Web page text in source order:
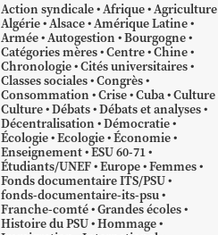
Action syndicale Afrique Agriculture
Algérie Alsace Amérique Latine
Armée Autogestion Bourgogne
Catégories mères Centre Chine
Chronologie Cités universitaires
Classes sociales Congrès
Consommation Crise Cuba Culture
Culture Débats Débats et analyses
Décentralisation Démocratie
Écologie Ecologie Économie
Enseignement ESU 60-71
Étudiants/UNEF Europe Femmes
Fonds documentaire ITS/PSU
fonds-documentaire-its-psu
Franche-comté Grandes écoles
Histoire du PSU Hommage